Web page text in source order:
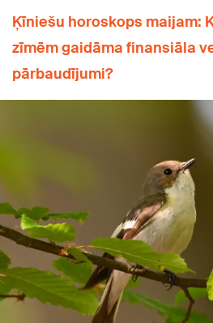
Ķīniešu horoskops maijam:
zīmēm gaidāma finansiāla
pārbaudījumi?